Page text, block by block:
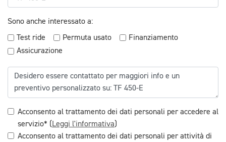
Sono anche interessato a:
Test ride
Permuta usato
Finanziamento
Assicurazione
Acconsento al trattamento dei dati personali per accedere al
servizio* (Leggi l'informativa)
Acconsento al trattamento dei dati personali per attività di